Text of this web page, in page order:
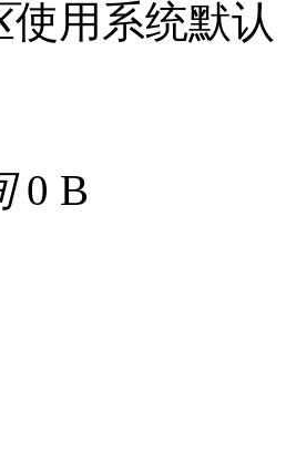
使用系统默认
0 B